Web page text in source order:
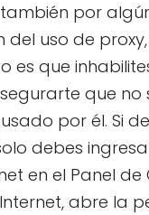
por
del uso de
es que
que no
por él. Si
debes
en el Panel
abre la